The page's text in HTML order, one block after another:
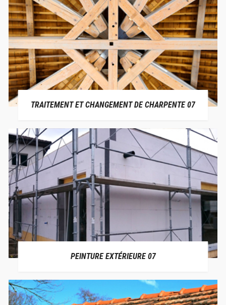
TRAITEMENT ET CHANGEMENT DE CHARPENTE 07
PEINTURE EXTÉRIEURE 07